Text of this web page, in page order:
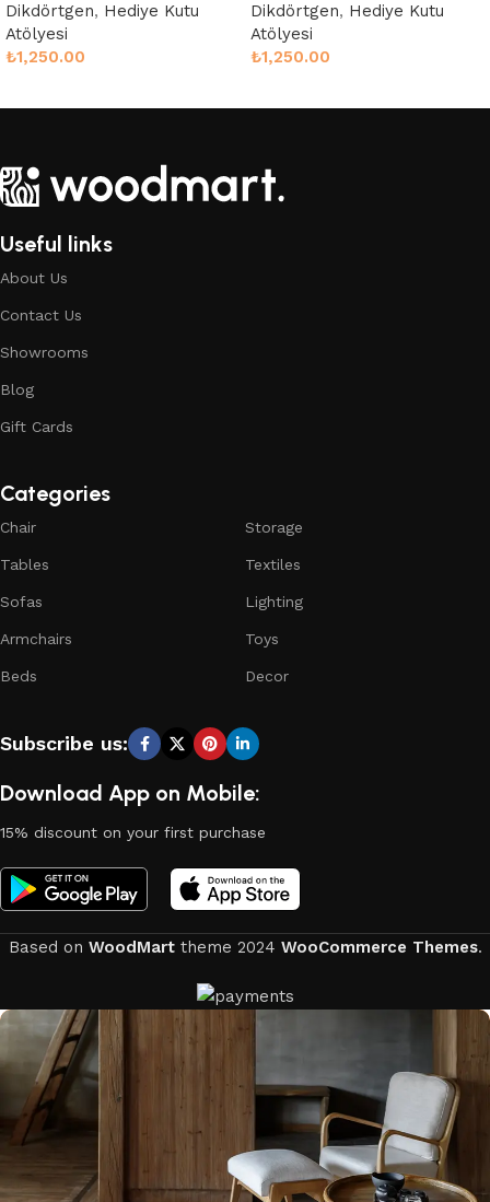
Dikdörtgen, Hediye Kutu
Atölyesi
₺1,250.00
Dikdörtgen, Hediye Kutu
Atölyesi
₺1,250.00
Useful links
About Us
Contact Us
Showrooms
Blog
Gift Cards
Categories
Chair
Tables
Sofas
Armchairs
Beds
Storage
Textiles
Lighting
Toys
Decor
Subscribe us:
Download App on Mobile:
15% discount on your first purchase
Based on WoodMarttheme 2024 WooCommerce Themes.